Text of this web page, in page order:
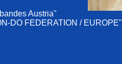
Austria"
DO FEDERATION / EUROPE"